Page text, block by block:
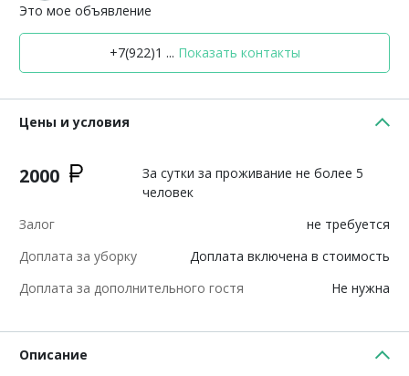
Это мое объявление
+7(922)1 ... Показать контакты
Цены и условия
2000
За сутки за проживание не более 5
человек
Залог
не требуется
Доплата за уборку
Доплата включена в стоимость
Доплата за дополнительного гостя
Не нужна
Описание